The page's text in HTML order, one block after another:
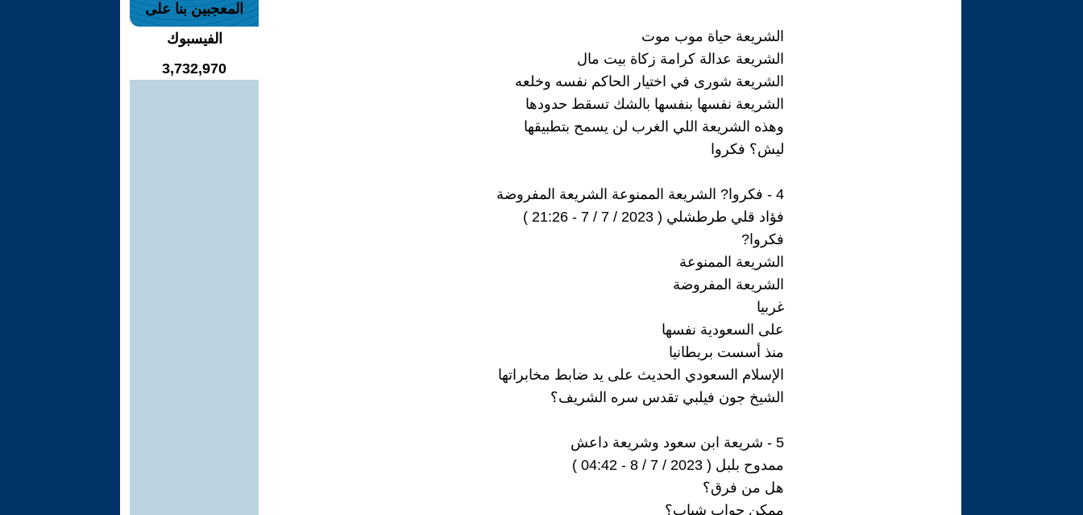
الشريعة حياة موب موت
الشريعة عدالة كرامة زكاة بيت مال
الشريعة شورى في اختيار الحاكم نفسه وخلعه
الشريعة نفسها بنفسها بالشك تسقط حدودها
وهذه الشريعة اللي الغرب لن يسمح بتطبيقها
ليش؟ فكروا
4 - فكروا? الشريعة الممنوعة الشريعة المفروضة
فؤاد قلي طرطشلي ( 2023 / 7 / 7 - 21:26 )
فكروا?
الشريعة الممنوعة
الشريعة المفروضة
غربيا
على السعودية نفسها
منذ أسست بريطانيا
الإسلام السعودي الحديث على يد ضابط مخابراتها
الشيخ جون فيلبي تقدس سره الشريف؟
5 - شريعة ابن سعود وشريعة داعش
ممدوح بلبل ( 2023 / 7 / 8 - 04:42 )
هل من فرق؟
ممكن جواب شباب؟
المعجبين بنا على
الفيسبوك
3,732,970